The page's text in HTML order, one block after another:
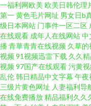
入 91国产福利视频在线 亚
院 三级久久三级久久三级
合网 国产日韩 51tytycn 少
色网观看 草草影院黄色 成
一福利网欧美 欧美日韩伦理
第一黄色毛片网址 男女日b
级日本网站 门事件一区二区
在线观看 成年人在线网站中
播 青草青青在线视频 久草
视频91视频迅雷下载 久久
视频97国产在线观看污黄
乱伦韩日精品中文字幕 午夜
三级片黄色网址 人妻福利导
在线免费播放精品福利久久